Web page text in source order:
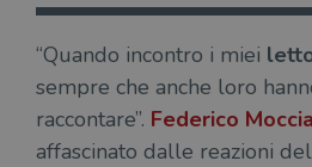
“Quando incontro i miei
sempre che anche loro
raccontare”. Federico Moccia
affascinato dalle reazioni